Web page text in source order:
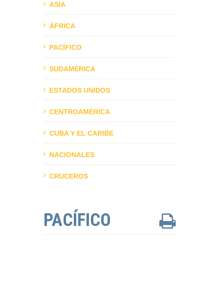
ASIA
ÁFRICA
PACÍFICO
SUDAMÉRICA
ESTADOS UNIDOS
CENTROAMÉRICA
CUBA Y EL CARIBE
NACIONALES
CRUCEROS
PACÍFICO